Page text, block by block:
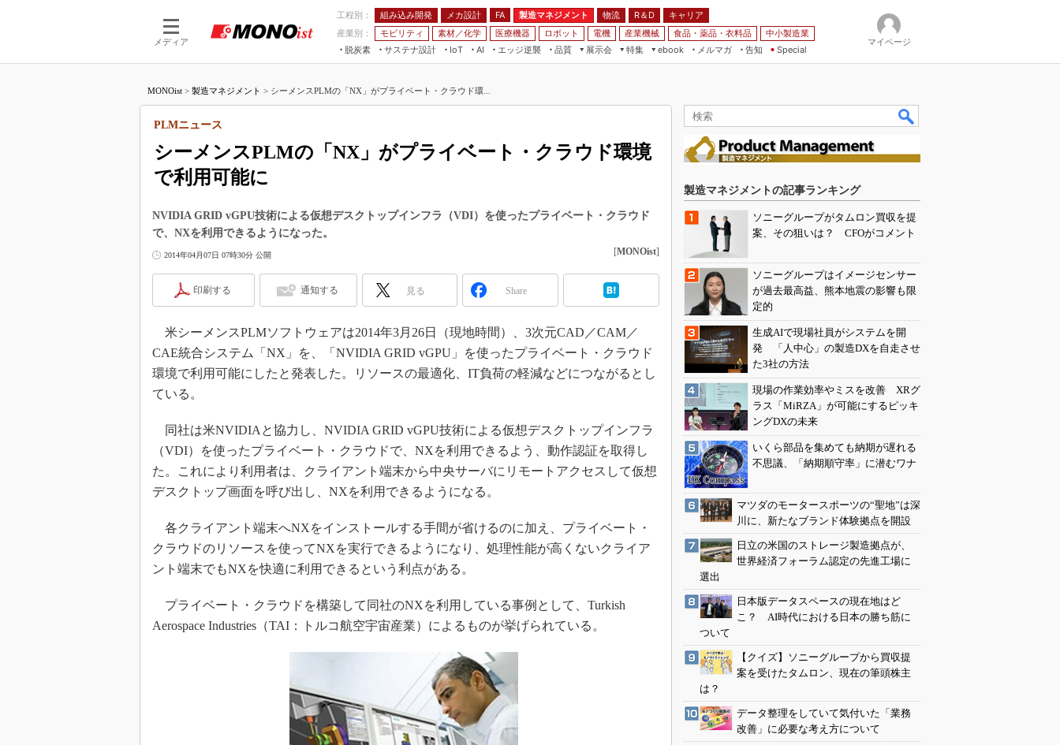
メディア
工程別： 組み込み開発 メカ設計 FA 製造マネジメント 物流 R＆D
キャリア
産業別：
モビリティ 素材／化学 医療機器 ロボット 電機 産業機械 食品・薬品・衣料品
中小製造業
脱炭素
サステナ設計
IoT
つながる工場
AI
AI×設備保全
エッジ逆襲 品質
展示会
JIMTOF
IIFES
TECHNO-FRONTIER
スマート工場EXPO
EdgeTech+
AUTOMOTIVE WORLD
産業オープンネット展
特集
つながるクルマ
組み込み画像技術
車載ソフト開発
ISO26262
無償設計ツール
3Dプリンタ
デジタルツインとCAE
インダストリー4.0
イノベーション
製造業ビッグデータ
植物工場
知財マネジメント
グローバル設計・開発
制御セキュリティ
新型コロナへの対応
ebook
FA
メルマガ
告知 Special
マイページ
MONOist > 製造マネジメント > シーメンスPLMの「NX」がプライベート・クラウド環...
シーメンスPLMの「NX」がプライベート・クラウド環境
で利用可能に
PLMニュース
NVIDIA GRID vGPU技術による仮想デスクトップインフラ（VDI）を使ったプライベート・クラウド
で、NXを利用できるようになった。
2014年04月07日 07時30分 公開 [MONOist]
印刷する 通知する 見る Share
米シーメンスPLMソフトウェアは2014年3月26日（現地時間）、3次元CAD／CAM／
CAE統合システム「NX」を、「NVIDIA GRID vGPU」を使ったプライベート・クラウド
環境で利用可能にしたと発表した。リソースの最適化、IT負荷の軽減などにつながるとし
ている。
同社は米NVIDIAと協力し、NVIDIA GRID vGPU技術による仮想デスクトップインフラ
（VDI）を使ったプライベート・クラウドで、NXを利用できるよう、動作認証を取得し
た。これにより利用者は、クライアント端末から中央サーバにリモートアクセスして仮想
デスクトップ画面を呼び出し、NXを利用できるようになる。
各クライアント端末へNXをインストールする手間が省けるのに加え、プライベート・
クラウドのリソースを使ってNXを実行できるようになり、処理性能が高くないクライア
ント端末でもNXを快適に利用できるという利点がある。
プライベート・クラウドを構築して同社のNXを利用している事例として、Turkish
Aerospace Industries（TAI：トルコ航空宇宙産業）によるものが挙げられている。
製造マネジメントの記事ランキング
ソニーグループがタムロン買収を提
案、その狙いは？ CFOがコメント
ソニーグループはイメージセンサー
が過去最高益、熊本地震の影響も限
定的
生成AIで現場社員がシステムを開
発 「人中心」の製造DXを自走させ
た3社の方法
現場の作業効率やミスを改善 XRグ
ラス「MiRZA」が可能にするピッキ
ングDXの未来
いくら部品を集めても納期が遅れる
不思議、「納期順守率」に潜むワナ
マツダのモータースポーツの“聖地”は深
川に、新たなブランド体験拠点を開設
日立の米国のストレージ製造拠点が、
世界経済フォーラム認定の先進工場に
選出
日本版データスペースの現在地はど
こ？ AI時代における日本の勝ち筋に
ついて
【クイズ】ソニーグループから買収提
案を受けたタムロン、現在の筆頭株主
は？
データ整理をしていて気付いた「業務
改善」に必要な考え方について